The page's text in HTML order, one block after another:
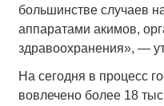
большинстве случаев
аппаратами акимов,
здравоохранения», —
На сегодня в процесс
вовлечено более 18